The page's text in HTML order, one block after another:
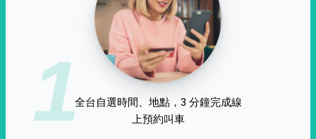
1全台自選時間、地點，3 分鐘完成線
上預約叫車